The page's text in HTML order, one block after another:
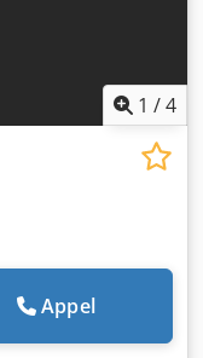
1 /4
Appel